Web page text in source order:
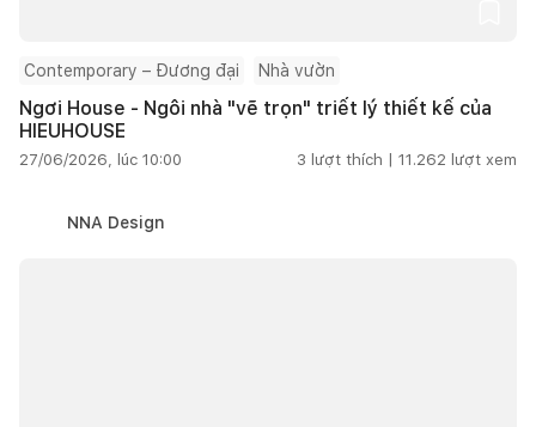
Contemporary – Đương đại Nhà vườn
Ngơi House - Ngôi nhà "vẽ trọn" triết lý thiết kế của
HIEUHOUSE
27/06/2026, lúc 10:00 3 lượt thích | 11.262 lượt xem
NNA Design